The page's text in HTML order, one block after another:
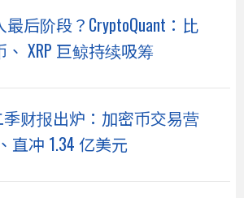
后阶段？CryptoQuant：比
XRP 巨鲸持续吸筹
季财报出炉：加密币交易营
直冲 1.34 亿美元